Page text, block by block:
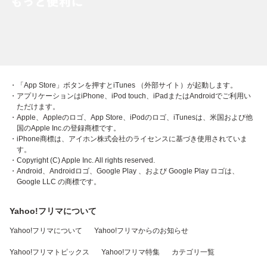
・「App Store」ボタンを押すとiTunes （外部サイト）が起動します。
・アプリケーションはiPhone、iPod touch、iPadまたはAndroidでご利用い
ただけます。
・Apple、Appleのロゴ、App Store、iPodのロゴ、iTunesは、米国および他
国のApple Inc.の登録商標です。
・iPhone商標は、アイホン株式会社のライセンスに基づき使用されていま
す。
・Copyright (C) Apple Inc. All rights reserved.
・Android、Androidロゴ、Google Play 、および Google Play ロゴは、
Google LLC の商標です。
Yahoo!フリマについて
Yahoo!フリマについて Yahoo!フリマからのお知らせ
Yahoo!フリマトピックス Yahoo!フリマ特集 カテゴリ一覧